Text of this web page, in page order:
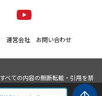
運営会社 お問い合わせ
べての内容の無断転載・引用を禁